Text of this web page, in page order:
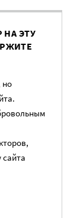
ЭТУ
но